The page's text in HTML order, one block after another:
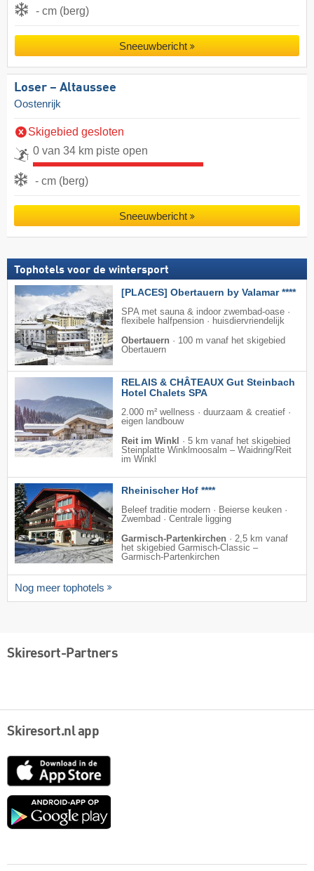
- cm (berg)
Sneeuwbericht
Loser – Altaussee
Oostenrijk
Skigebied gesloten
0 van 34 km piste open
- cm (berg)
Sneeuwbericht
Tophotels voor de wintersport
[PLACES] Obertauern by Valamar ****
SPA met sauna & indoor zwembad-oase ·
flexibele halfpension · huisdiervriendelijk
Obertauern · 100 m vanaf het skigebied
Obertauern
RELAIS & CHÂTEAUX Gut Steinbach
Hotel Chalets SPA
2.000 m² wellness · duurzaam & creatief ·
eigen landbouw
Reit im Winkl
· 5 km vanaf het skigebied
Steinplatte Winklmoosalm – Waidring/​Reit
im Winkl
Rheinischer Hof ****
Beleef traditie modern · Beierse keuken ·
Zwembad · Centrale ligging
Garmisch-Partenkirchen · 2,5 km vanaf
het skigebied Garmisch-Classic –
Garmisch-Partenkirchen
Nog meer tophotels
Skiresort-Partners
Skiresort.nl app
App
Google